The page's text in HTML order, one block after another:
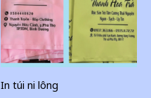
In túi ni lông